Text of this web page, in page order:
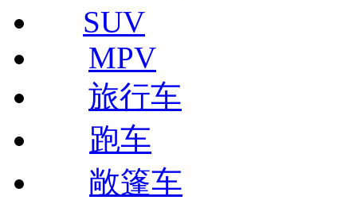
SUV
MPV
旅行车
跑车
敞篷车